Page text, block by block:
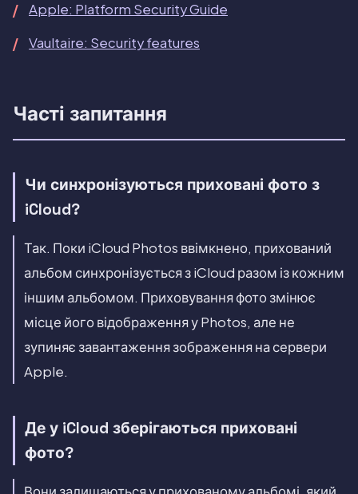
Apple: Platform Security Guide
Vaultaire: Security features
Часті запитання
Чи синхронізуються приховані фото з
iCloud?
Так. Поки iCloud Photos ввімкнено, прихований
альбом синхронізується з iCloud разом із кожним
іншим альбомом. Приховування фото змінює
місце його відображення у Photos, але не
зупиняє завантаження зображення на сервери
Apple.
Де у iCloud зберігаються приховані
фото?